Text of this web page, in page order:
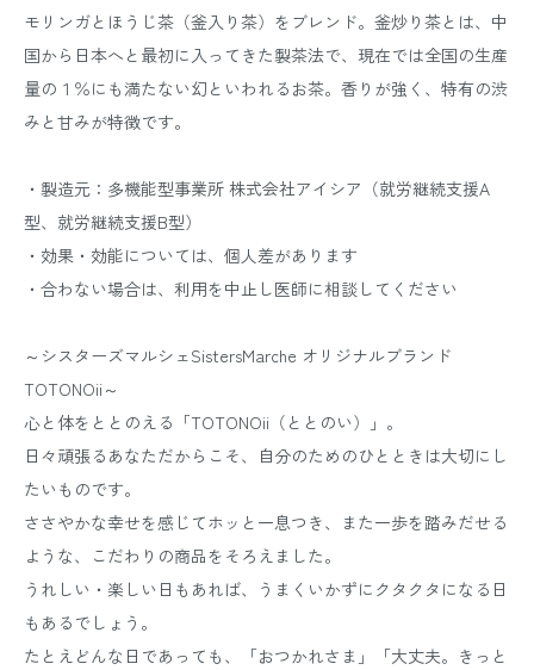
モリンガとほうじ茶（釜入り茶）をブレンド。釜炒り茶とは、中
国から日本へと最初に入ってきた製茶法で、現在では全国の生産
量の１％にも満たない幻といわれるお茶。香りが強く、特有の渋
みと甘みが特徴です。
・製造元：多機能型事業所 株式会社アイシア（就労継続支援A
型、就労継続支援B型）
・効果・効能については、個人差があります
・合わない場合は、利用を中止し医師に相談してください
～シスターズマルシェSistersMarche オリジナルブランド
TOTONOii～
心と体をととのえる「TOTONOii（ととのい）」。
日々頑張るあなただからこそ、自分のためのひとときは大切にし
たいものです。
ささやかな幸せを感じてホッと一息つき、また一歩を踏みだせる
ような、こだわりの商品をそろえました。
うれしい・楽しい日もあれば、うまくいかずにクタクタになる日
もあるでしょう。
たとえどんな日であっても、「おつかれさま」「大丈夫。きっと